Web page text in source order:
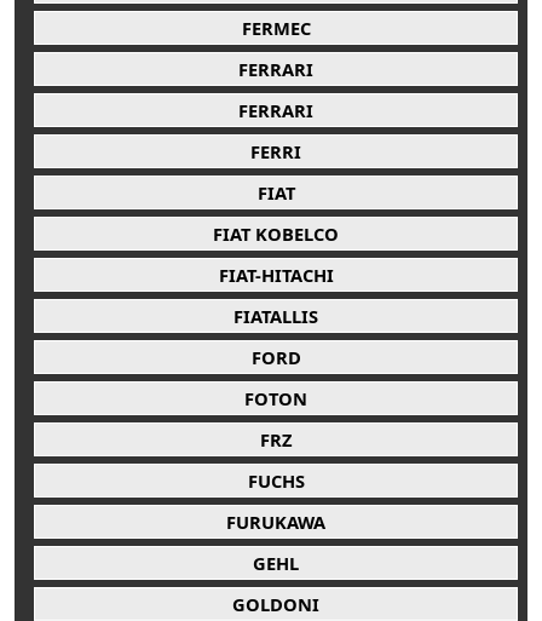
FERMEC
FERRARI
FERRARI
FERRI
FIAT
FIAT KOBELCO
FIAT-HITACHI
FIATALLIS
FORD
FOTON
FRZ
FUCHS
FURUKAWA
GEHL
GOLDONI